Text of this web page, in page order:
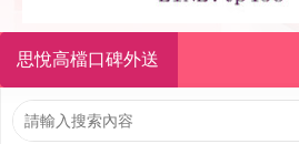
思悅高檔口碑外送